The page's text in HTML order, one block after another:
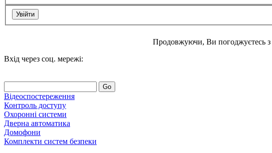
Продовжуючи, Ви погоджуєтесь з
Вхід через соц. мережі:
Go
Відеоспостереження
Контроль доступу
Охоронні системи
Дверна автоматика
Домофони
Комплекти систем безпеки